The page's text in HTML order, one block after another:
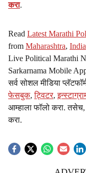
करा.
Read Latest Marathi
from Maharashtra, India
Live Political Marathi
Sarkarnama Mobile
सर्व सोशल मीडिया
फेसबुक,ट्विटर,
आम्हाला फॉलो करा.
करा.